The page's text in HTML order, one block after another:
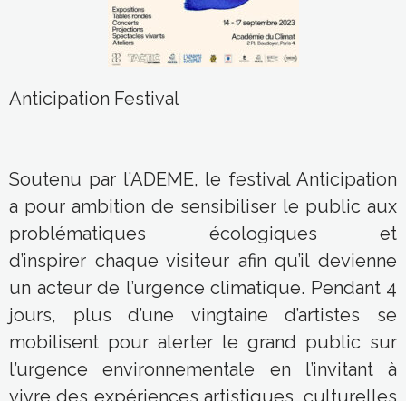
Anticipation Festival
Soutenu par l’ADEME, le festival Anticipation
a pour ambition de
sensibiliser
le public aux
problématiques écologiques et
d’inspirer
chaque visiteur afin qu’il devienne
un acteur de l’urgence climatique. Pendant 4
jours, plus d’une
vingtaine d’artistes
mobilisent pour alerter le grand public sur
l’urgence environnementale en l’invitant à
vivre des expériences artistiques, culturelles